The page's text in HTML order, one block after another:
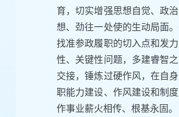
育，切实增强思想自觉、政
想、劲往一处使的生动局面
找准参政履职的切入点和发
性、关键性问题，多建睿智
交接，锤炼过硬作风，在自
职能力建设、作风建设和制
作事业薪火相传、根基永固。